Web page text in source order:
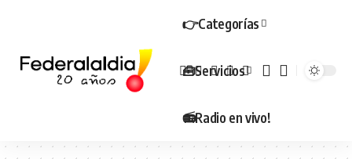
👉Categorías
🧰Servicios
📻Radio en vivo!